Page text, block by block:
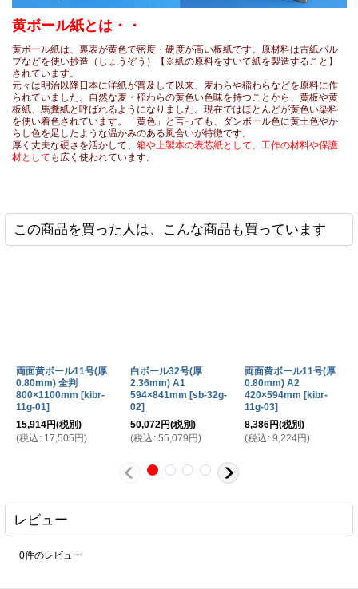
2026-05-21
購入商品：チップボール11号 155x226mm 800枚
写真送付用の当て紙として（2L、2LW用） 専門的に取り扱って
しゃる会社さんでしたので。 切り口も綺麗でお願いしてよかっ
す。 これまではサイズが不揃いなボール紙が会社に大量にあっ
で、ロータリーカッターや、手動の断裁機を使って当て紙を作
ました。作業の負担も減ってよかったです。
2026-05-07
しました。 希望のサイズにカットしていただける、少数購入す
割安感。 非常に満足です。
2026-04-02
購入商品
白ボール6号(厚0.40mm) A4 210×297mm
紙袋底用台紙。 値段及び規格。 丁度良いです。
写真のあて紙。 価格と送料無料、複数回頼んでいますので、品
いです。 満足してます。
黄ボール紙とは・・
黄ボール紙は、裏表が黄色で密度・硬度が高い板紙です。原材料は古紙パル
プなどを使い抄造（しょうぞう）【※紙の原料をすいて紙を製造すること】
されています。
元々は明治以降日本に洋紙が普及して以来、麦わらや稲わらなどを原料に作
られていました。自然な麦・稲わらの黄色い色味を持つことから、黄板や黄
板紙、馬糞紙と呼ばれるようになりました。現在ではほとんどが黄色い染料
を使い着色されています。「黄色」と言っても、ダンボール色に黄土色やか
らし色を足したような温かみのある風合いが特徴です。
厚く丈夫な硬さを活かして、 箱や上製本の表芯紙として、工作の材料や保護
材として も広く使われています。
この商品を買った人は、こんな商品も買っています
両面黄ボール11号(厚
0.80mm) 全判
800×1100mm [kibr-
11g-01]
15,914円(税別)
(税込 : 17,505 円)
白ボール32号(厚
2.36mm) A1
594×841mm [sb-32g-
02]
50,072円(税別)
(税込 : 55,079 円)
両面黄ボール11号(厚
0.80mm) A2
420×594mm [kibr-
11g-03]
8,386円(税別)
(税込 : 9,224円)
レビュー
0件のレビュー